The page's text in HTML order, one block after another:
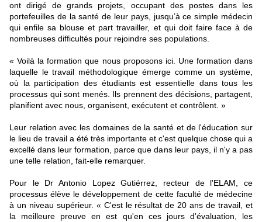
ont dirigé de grands projets, occupant des postes dans les
portefeuilles de la santé de leur pays, jusqu’à ce simple médecin
qui enfile sa blouse et part travailler, et qui doit faire face à de
nombreuses difficultés pour rejoindre ses populations.
« Voilà la formation que nous proposons ici. Une formation dans
laquelle le travail méthodologique émerge comme un système,
où la participation des étudiants est essentielle dans tous les
processus qui sont menés. Ils prennent des décisions, partagent,
planifient avec nous, organisent, exécutent et contrôlent. »
Leur relation avec les domaines de la santé et de l'éducation sur
le lieu de travail a été très importante et c'est quelque chose qui a
excellé dans leur formation, parce que dans leur pays, il n'y a pas
une telle relation, fait-elle remarquer.
Pour le Dr Antonio Lopez Gutiérrez, recteur de l'ELAM, ce
processus élève le développement de cette faculté de médecine
à un niveau supérieur. « C'est le résultat de 20 ans de travail, et
la meilleure preuve en est qu'en ces jours d'évaluation, les